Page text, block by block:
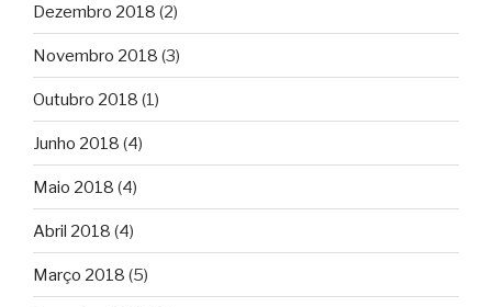
Dezembro 2018 (2)
Novembro 2018 (3)
Outubro 2018 (1)
Junho 2018 (4)
Maio 2018 (4)
Abril 2018 (4)
Março 2018 (5)